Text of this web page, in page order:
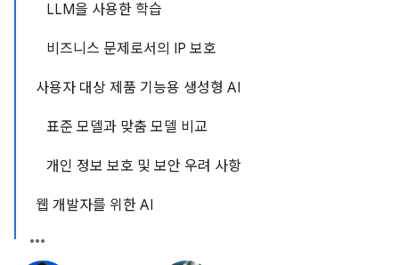
LLM을 사용한 학습
비즈니스 문제로서의 IP 보호
사용자 대상 제품 기능용 생성형 AI
표준 모델과 맞춤 모델 비교
개인 정보 보호 및 보안 우려 사항
웹 개발자를 위한 AI